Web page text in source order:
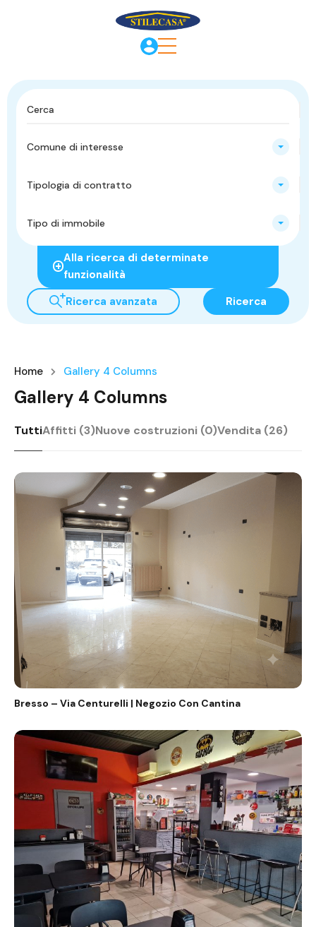
Comune di interesse
Tipologia di contratto
Tipo di immobile
Alla ricerca di determinate
funzionalità
Ricerca avanzata
Ricerca
Home Gallery 4 Columns
Gallery 4 Columns
TuttiAffitti (3)Nuove costruzioni (0)Vendita (26)
Bresso – Via Centurelli | Negozio Con Cantina